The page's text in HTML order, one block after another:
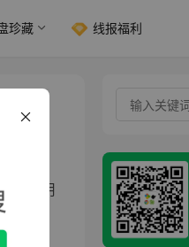
珍藏 线报福利
应用